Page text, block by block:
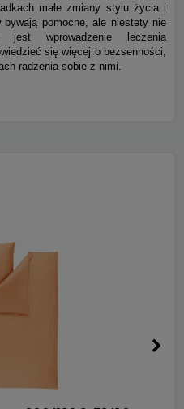
małe zmiany stylu życia i
bywają pomocne, ale niestety nie
jest wprowadzenie leczenia
się więcej o bezsenności,
radzenia sobie z nimi.